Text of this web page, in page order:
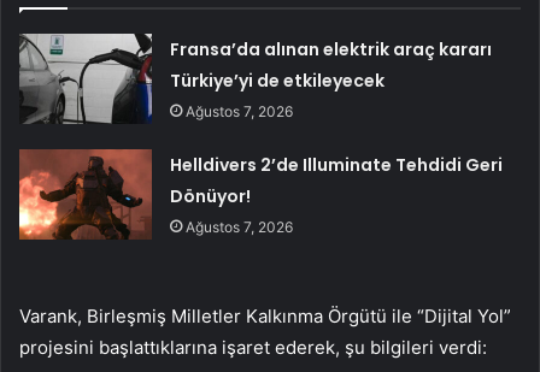
Fransa’da alınan elektrik araç kararı
Türkiye’yi de etkileyecek
Ağustos 7, 2026
Helldivers 2’de Illuminate Tehdidi Geri
Dönüyor!
Ağustos 7, 2026
Varank, Birleşmiş Milletler Kalkınma Örgütü ile “Dijital Yol”
projesini başlattıklarına işaret ederek, şu bilgileri verdi: